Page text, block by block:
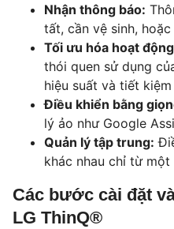
Nhận thông báo:
tất, cần vệ sinh,
Tối ưu hóa hoạt
thói quen sử dụng
hiệu suất và tiết
Điều khiển bằng
lý ảo như Google
Quản lý tập trung:
khác nhau chỉ từ
Các bước cài đặt
LG ThinQ®